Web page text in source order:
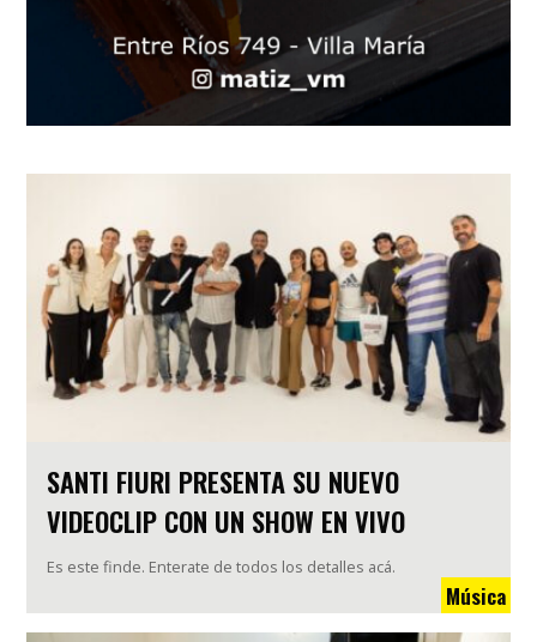
SANTI FIURI PRESENTA SU NUEVO
VIDEOCLIP CON UN SHOW EN VIVO
Es este finde. Enterate de todos los detalles acá.
Música